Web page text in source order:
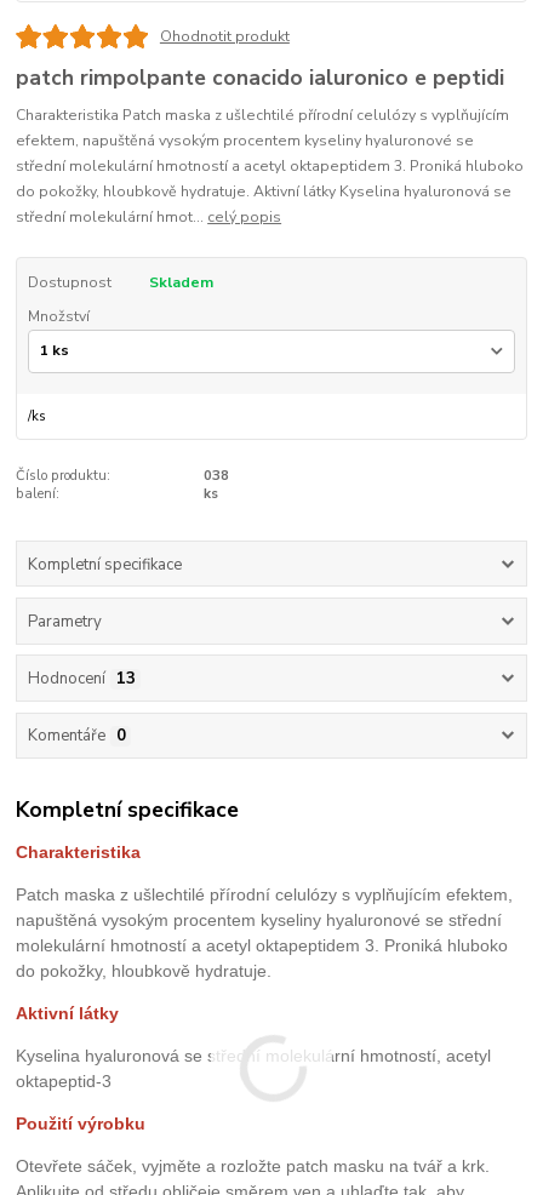
Ohodnotit produkt
patch rimpolpante conacido ialuronico e peptidi
Charakteristika Patch maska z ušlechtilé přírodní celulózy s vyplňujícím
efektem, napuštěná vysokým procentem kyseliny hyaluronové se
střední molekulární hmotností a acetyl oktapeptidem 3. Proniká hluboko
do pokožky, hloubkově hydratuje. Aktivní látky Kyselina hyaluronová se
střední molekulární hmot... celý popis
Dostupnost
Skladem
Množství
/ks
Číslo produktu:
038
balení:
ks
Kompletní specifikace
Parametry
Hodnocení 13
Komentáře 0
Kompletní specifikace
Charakteristika
Patch maska z ušlechtilé přírodní celulózy s vyplňujícím efektem,
napuštěná vysokým procentem kyseliny hyaluronové se střední
molekulární hmotností a acetyl oktapeptidem 3. Proniká hluboko
do pokožky, hloubkově hydratuje.
Aktivní látky
Kyselina hyaluronová se střední molekulární hmotností, acetyl
oktapeptid-3
Použití výrobku
Otevřete sáček, vyjměte a rozložte patch masku na tvář a krk.
Aplikujte od středu obličeje směrem ven a uhlaďte tak, aby